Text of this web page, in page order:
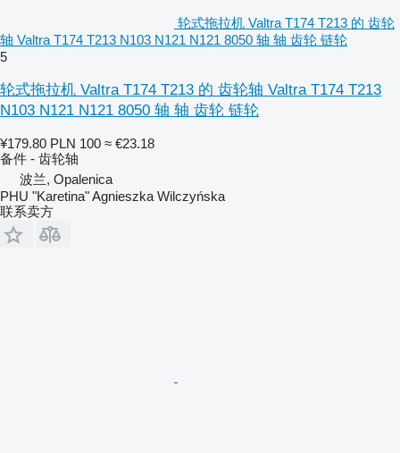
轮式拖拉机 Valtra T174 T213 的 齿轮
轴 Valtra T174 T213 N103 N121 N121 8050 轴 轴 齿轮 链轮
5
轮式拖拉机 Valtra T174 T213 的 齿轮轴 Valtra T174 T213
N103 N121 N121 8050 轴 轴 齿轮 链轮
¥179.80 PLN 100 ≈ €23.18
备件 - 齿轮轴
波兰, Opalenica
PHU "Karetina" Agnieszka Wilczyńska
联系卖方